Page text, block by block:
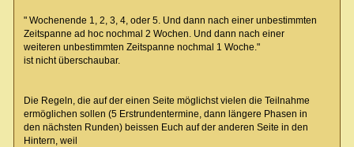
" Wochenende 1, 2, 3, 4, oder 5. Und dann nach einer unbestimmten
Zeitspanne ad hoc nochmal 2 Wochen. Und dann nach einer
weiteren unbestimmten Zeitspanne nochmal 1 Woche."
ist nicht überschaubar.
Die Regeln, die auf der einen Seite möglichst vielen die Teilnahme
ermöglichen sollen (5 Erstrundentermine, dann längere Phasen in
den nächsten Runden) beissen Euch auf der anderen Seite in den
Hintern, weil